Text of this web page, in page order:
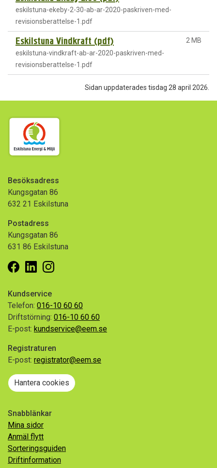
eskilstuna-ekeby-2-30-ab-ar-2020-paskriven-med-
revisionsberattelse-1.pdf
Eskilstuna Vindkraft (pdf)
2 MB
eskilstuna-vindkraft-ab-ar-2020-paskriven-med-
revisionsberattelse-1.pdf
Sidan uppdaterades tisdag 28 april 2026.
Besöksadress
Kungsgatan 86
632 21 Eskilstuna
Postadress
Kungsgatan 86
631 86 Eskilstuna
Facebook
LinkedinInstagram
Kundservice
Telefon: 016-10 60 60
Driftstörning: 016-10 60 60
E-post: kundservice@eem.se
Registraturen
E-post: registrator@eem.se
Hantera cookies
Snabblänkar
Mina sidor
Anmäl flytt
Sorteringsguiden
Driftinformation